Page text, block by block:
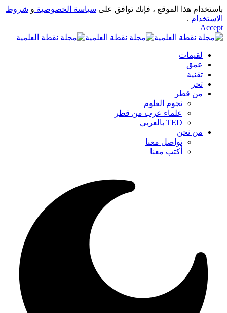
باستخدام هذا الموقع ، فإنك توافق على سياسة الخصوصية و شروط
الاستخدام .
Accept
لقيمات
عمق
تقنية
تحر
من قطر
نجوم العلوم
علماء عرب من قطر
TED بالعربي
من نحن
تواصل معنا
أكتب معنا